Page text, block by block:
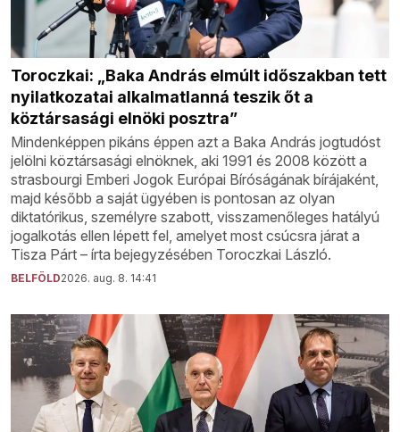
Toroczkai: „Baka András elmúlt időszakban tett
nyilatkozatai alkalmatlanná teszik őt a
köztársasági elnöki posztra”
Mindenképpen pikáns éppen azt a Baka András jogtudóst
jelölni köztársasági elnöknek, aki 1991 és 2008 között a
strasbourgi Emberi Jogok Európai Bíróságának bírájaként,
majd később a saját ügyében is pontosan az olyan
diktatórikus, személyre szabott, visszamenőleges hatályú
jogalkotás ellen lépett fel, amelyet most csúcsra járat a
Tisza Párt – írta bejegyzésében Toroczkai László.
BELFÖLD2026. aug. 8. 14:41